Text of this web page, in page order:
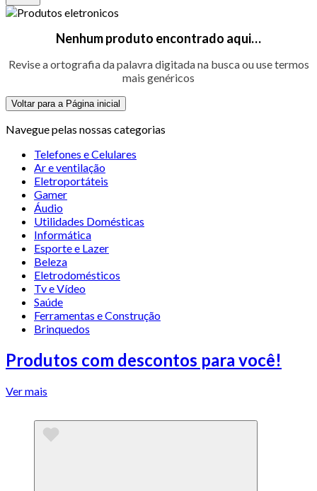
Nenhum produto encontrado aqui…
Revise a ortografia da palavra digitada na busca ou use termos
mais genéricos
Voltar para a Página inicial
Navegue pelas nossas categorias
Telefones e Celulares
Ar e ventilação
Eletroportáteis
Gamer
Áudio
Utilidades Domésticas
Informática
Esporte e Lazer
Beleza
Eletrodomésticos
Tv e Vídeo
Saúde
Ferramentas e Construção
Brinquedos
Produtos com descontos para você!
Ver mais